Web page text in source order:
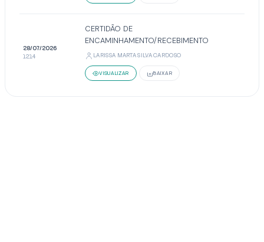
28/07/2026
12:14
CERTIDÃO DE
ENCAMINHAMENTO/RECEBIMENTO
LARISSA MARTA SILVA CARDOSO
VISUALIZAR BAIXAR